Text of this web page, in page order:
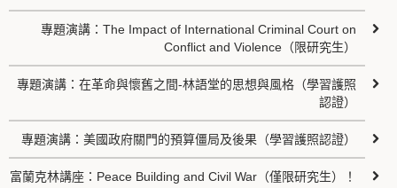
專題演講：The Impact of International Criminal Court on
Conflict and Violence（限研究生）
專題演講：在革命與懷舊之間-林語堂的思想與風格（學習護照
認證）
專題演講：美國政府關門的預算僵局及後果（學習護照認證）
富蘭克林講座：Peace Building and Civil War（僅限研究生）！